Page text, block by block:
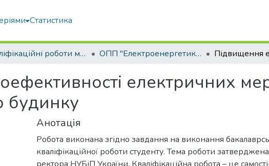
Статистика
Кваліфікаційні роботи магістрів ОПП "Електроенергетика, електротехніка та електромеханіка"
електричних
будинку
Анотація
Робота виконана згідно завдання на виконання
кваліфікаційної роботи студенту. Тема роботи